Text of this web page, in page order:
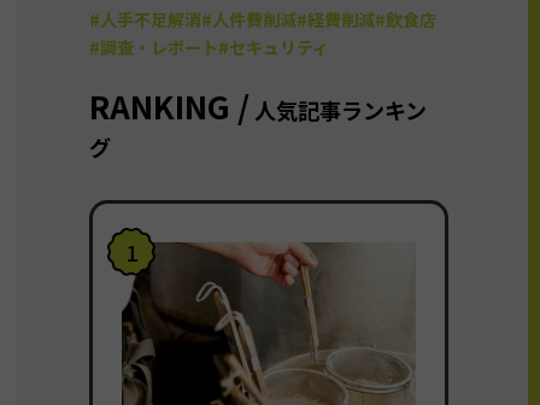
#人手不足解消#人件費削減#経費削減#飲食店
#調査・レポート#セキュリティ
RANKING / 人気記事ランキン
グ
1